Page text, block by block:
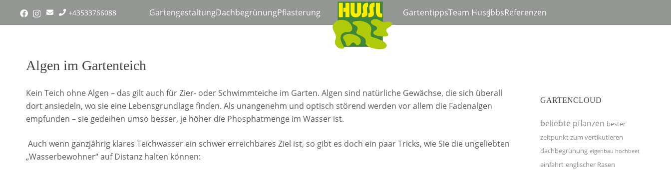
+43533766088 GartengestaltungDachbegrünungPflasterung GartentippsTeam HusslJobsReferenzen
Algen im Gartenteich
Kein Teich ohne Algen – das gilt auch für Zier- oder Schwimmteiche im Garten. Algen sind natürliche Gewächse, die sich überall
dort ansiedeln, wo sie eine Lebensgrundlage finden. Als unangenehm und optisch störend werden vor allem die Fadenalgen
empfunden – sie gedeihen umso besser, je höher die Phosphatmenge im Wasser ist.
Auch wenn ganzjährig klares Teichwasser ein schwer erreichbares Ziel ist, so gibt es doch ein paar Tricks, wie Sie die ungeliebten
„Wasserbewohner“ auf Distanz halten können:
GARTENCLOUD
beliebte pflanzen bester
zeitpunkt zum vertikutieren
dachbegrünung eigenbau hochbeet
einfahrt englischer Rasen